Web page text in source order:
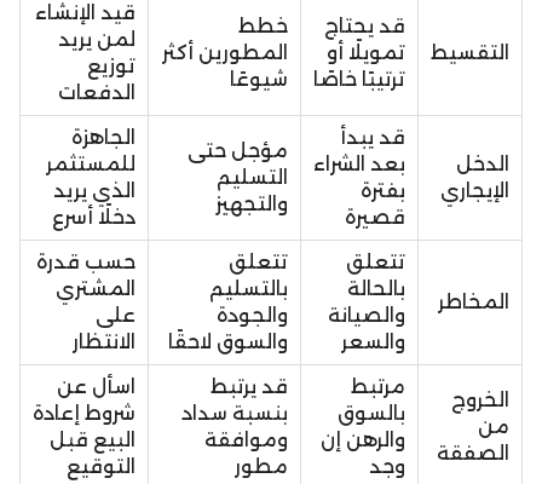
التقسيط
قد يحتاج
تمويلًا أو
ترتيبًا خاصًا
خطط
المطورين أكثر
شيوعًا
قيد الإنشاء
لمن يريد
توزيع
الدفعات
الدخل
الإيجاري
قد يبدأ
بعد الشراء
بفترة
قصيرة
مؤجل حتى
التسليم
والتجهيز
الجاهزة
للمستثمر
الذي يريد
دخلًا أسرع
المخاطر
تتعلق
بالحالة
والصيانة
والسعر
تتعلق
بالتسليم
والجودة
والسوق لاحقًا
حسب قدرة
المشتري
على
الانتظار
الخروج
من
الصفقة
مرتبط
بالسوق
والرهن إن
وجد
قد يرتبط
بنسبة سداد
وموافقة
مطور
اسأل عن
شروط إعادة
البيع قبل
التوقيع